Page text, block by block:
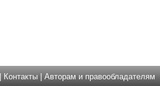
Контакты| Авторам и правообладателям